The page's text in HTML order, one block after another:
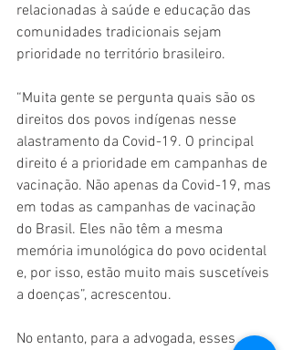
relacionadas à saúde e educação das
comunidades tradicionais sejam
prioridade no território brasileiro.
“Muita gente se pergunta quais são os
direitos dos povos indígenas nesse
alastramento da Covid-19. O principal
direito é a prioridade em campanhas de
vacinação. Não apenas da Covid-19, mas
em todas as campanhas de vacinação
do Brasil. Eles não têm a mesma
memória imunológica do povo ocidental
e, por isso, estão muito mais suscetíveis
a doenças”, acrescentou.
No entanto, para a advogada, esses